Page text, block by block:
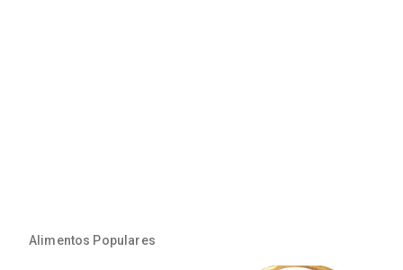
Alimentos Populares